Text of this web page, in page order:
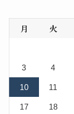
月
火
3 4
10 11
17 18